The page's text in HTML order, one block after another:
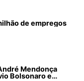
de empregos
Mendonça
Bolsonaro e